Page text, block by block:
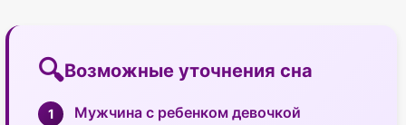
Возможные уточнения сна
Мужчина с ребенком девочкой